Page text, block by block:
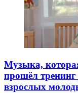
Музыка,
прошёл
взрослых